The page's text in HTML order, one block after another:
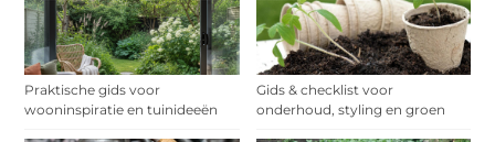
Praktische gids voor
wooninspiratie en tuinideeën
Gids & checklist voor
onderhoud, styling en groen